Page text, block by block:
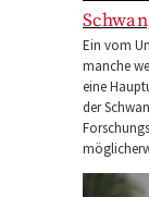
Ein vom
manche
eine
der